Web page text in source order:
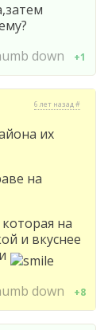
+1
6 лет назад #
их
на
на
и вкуснее
+8